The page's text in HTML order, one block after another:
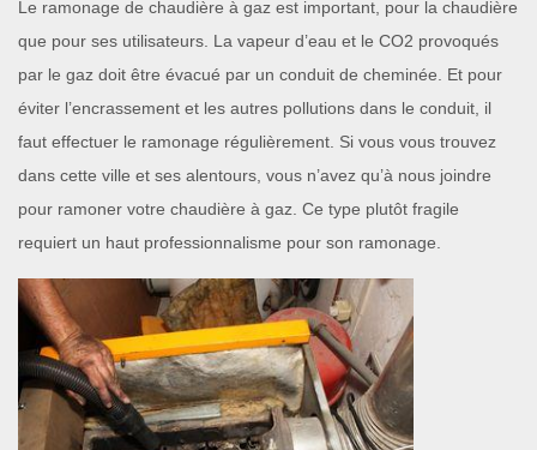
Le ramonage de chaudière à gaz est important, pour la chaudière
que pour ses utilisateurs. La vapeur d’eau et le CO2 provoqués
par le gaz doit être évacué par un conduit de cheminée. Et pour
éviter l’encrassement et les autres pollutions dans le conduit, il
faut effectuer le ramonage régulièrement. Si vous vous trouvez
dans cette ville et ses alentours, vous n’avez qu’à nous joindre
pour ramoner votre chaudière à gaz. Ce type plutôt fragile
requiert un haut professionnalisme pour son ramonage.